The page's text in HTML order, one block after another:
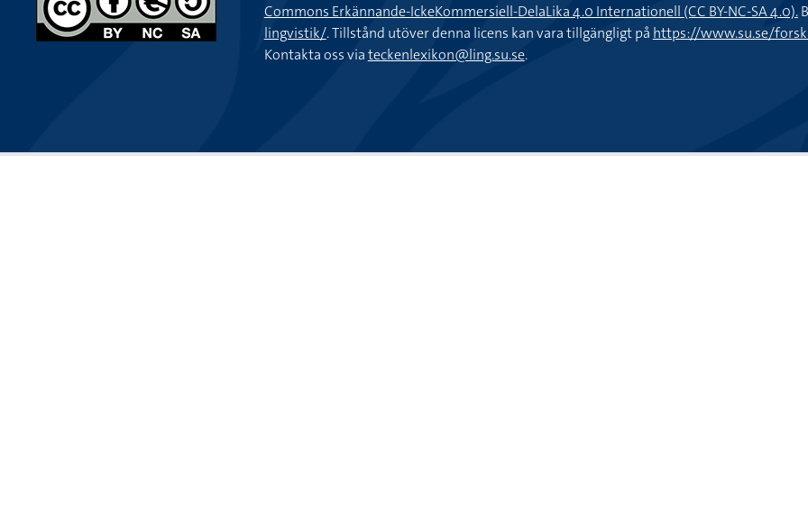
Commons Erkännande-IckeKommersiell-DelaLika 4.0 Internationell (CC BY-NC-SA 4.0).
lingvistik/. Tillstånd utöver denna licens kan vara tillgängligt på https://www.su.se/
Kontakta oss viateckenlexikon@ling.su.se.